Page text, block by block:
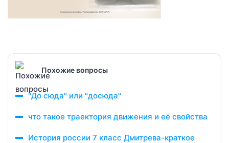
Похожие вопросы
"До сюда" или "досюда"
что такое траектория движения и её свойства
История россии 7 класс Дмитрева-краткое